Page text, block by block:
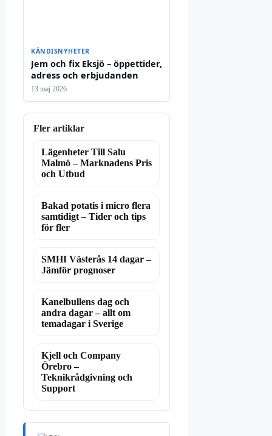
KÄNDISNYHETER
Jem och fix Eksjö – öppettider,
adress och erbjudanden
13 maj 2026
Fler artiklar
Lägenheter Till Salu
Malmö – Marknadens Pris
och Utbud
Bakad potatis i micro flera
samtidigt – Tider och tips
för fler
SMHI Västerås 14 dagar –
Jämför prognoser
Kanelbullens dag och
andra dagar – allt om
temadagar i Sverige
Kjell och Company
Örebro –
Teknikrådgivning och
Support